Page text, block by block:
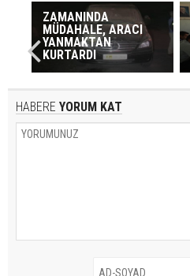
ZAMANINDA
MÜDAHALE, ARACI
YANMAKTAN
KURTARDI
HABERE YORUM KAT